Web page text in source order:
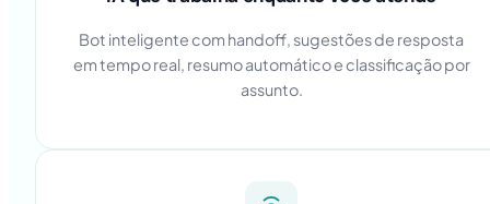
Bot inteligente com handoff, sugestões de resposta
em tempo real, resumo automático e classificação por
assunto.